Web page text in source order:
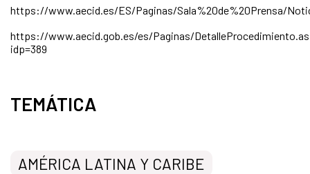
https://www.aecid.es/ES/Paginas/Sala%20de%20Prensa/
https://www.aecid.gob.es/es/Paginas/
idp=389
TEMÁTICA
AMÉRICA LATINA Y CARIBE